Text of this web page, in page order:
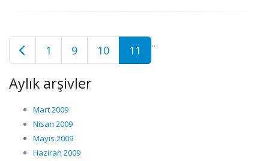
1 …
9 10 11
Aylık arşivler
Mart 2009
Nisan 2009
Mayıs 2009
Haziran 2009